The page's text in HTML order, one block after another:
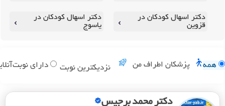
دکتر اسهال کودکان در
قزوین
دکتر اسهال کودکان در
یاسوج
همه پزشکان اطراف من نزدیکترین نوبت دارای
دکتر محمد برجیس